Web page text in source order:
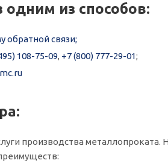
одним из способов:
обратной связи;
108-75-09, +7 (800) 777-29-01;
производства